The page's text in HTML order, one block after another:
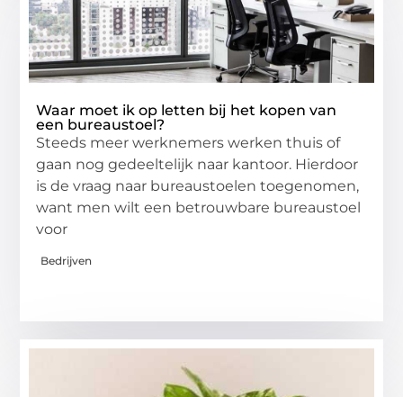
Waar moet ik op letten bij het kopen van
een bureaustoel?
Steeds meer werknemers werken thuis of
gaan nog gedeeltelijk naar kantoor. Hierdoor
is de vraag naar bureaustoelen toegenomen,
want men wilt een betrouwbare bureaustoel
voor
Bedrijven